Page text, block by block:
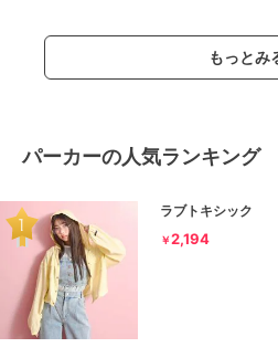
もっとみ
パーカーの人気ランキング
ラブトキシック
￥2,194